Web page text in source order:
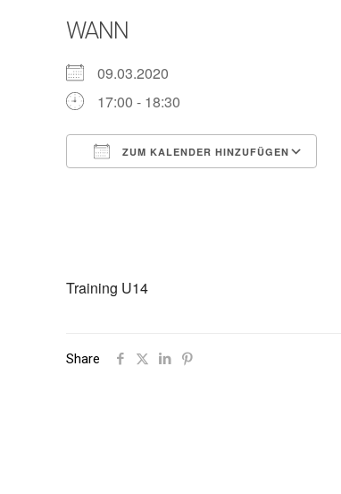
WANN
09.03.2020
17:00 - 18:30
ZUM KALENDER HINZUFÜGEN
Training U14
Share